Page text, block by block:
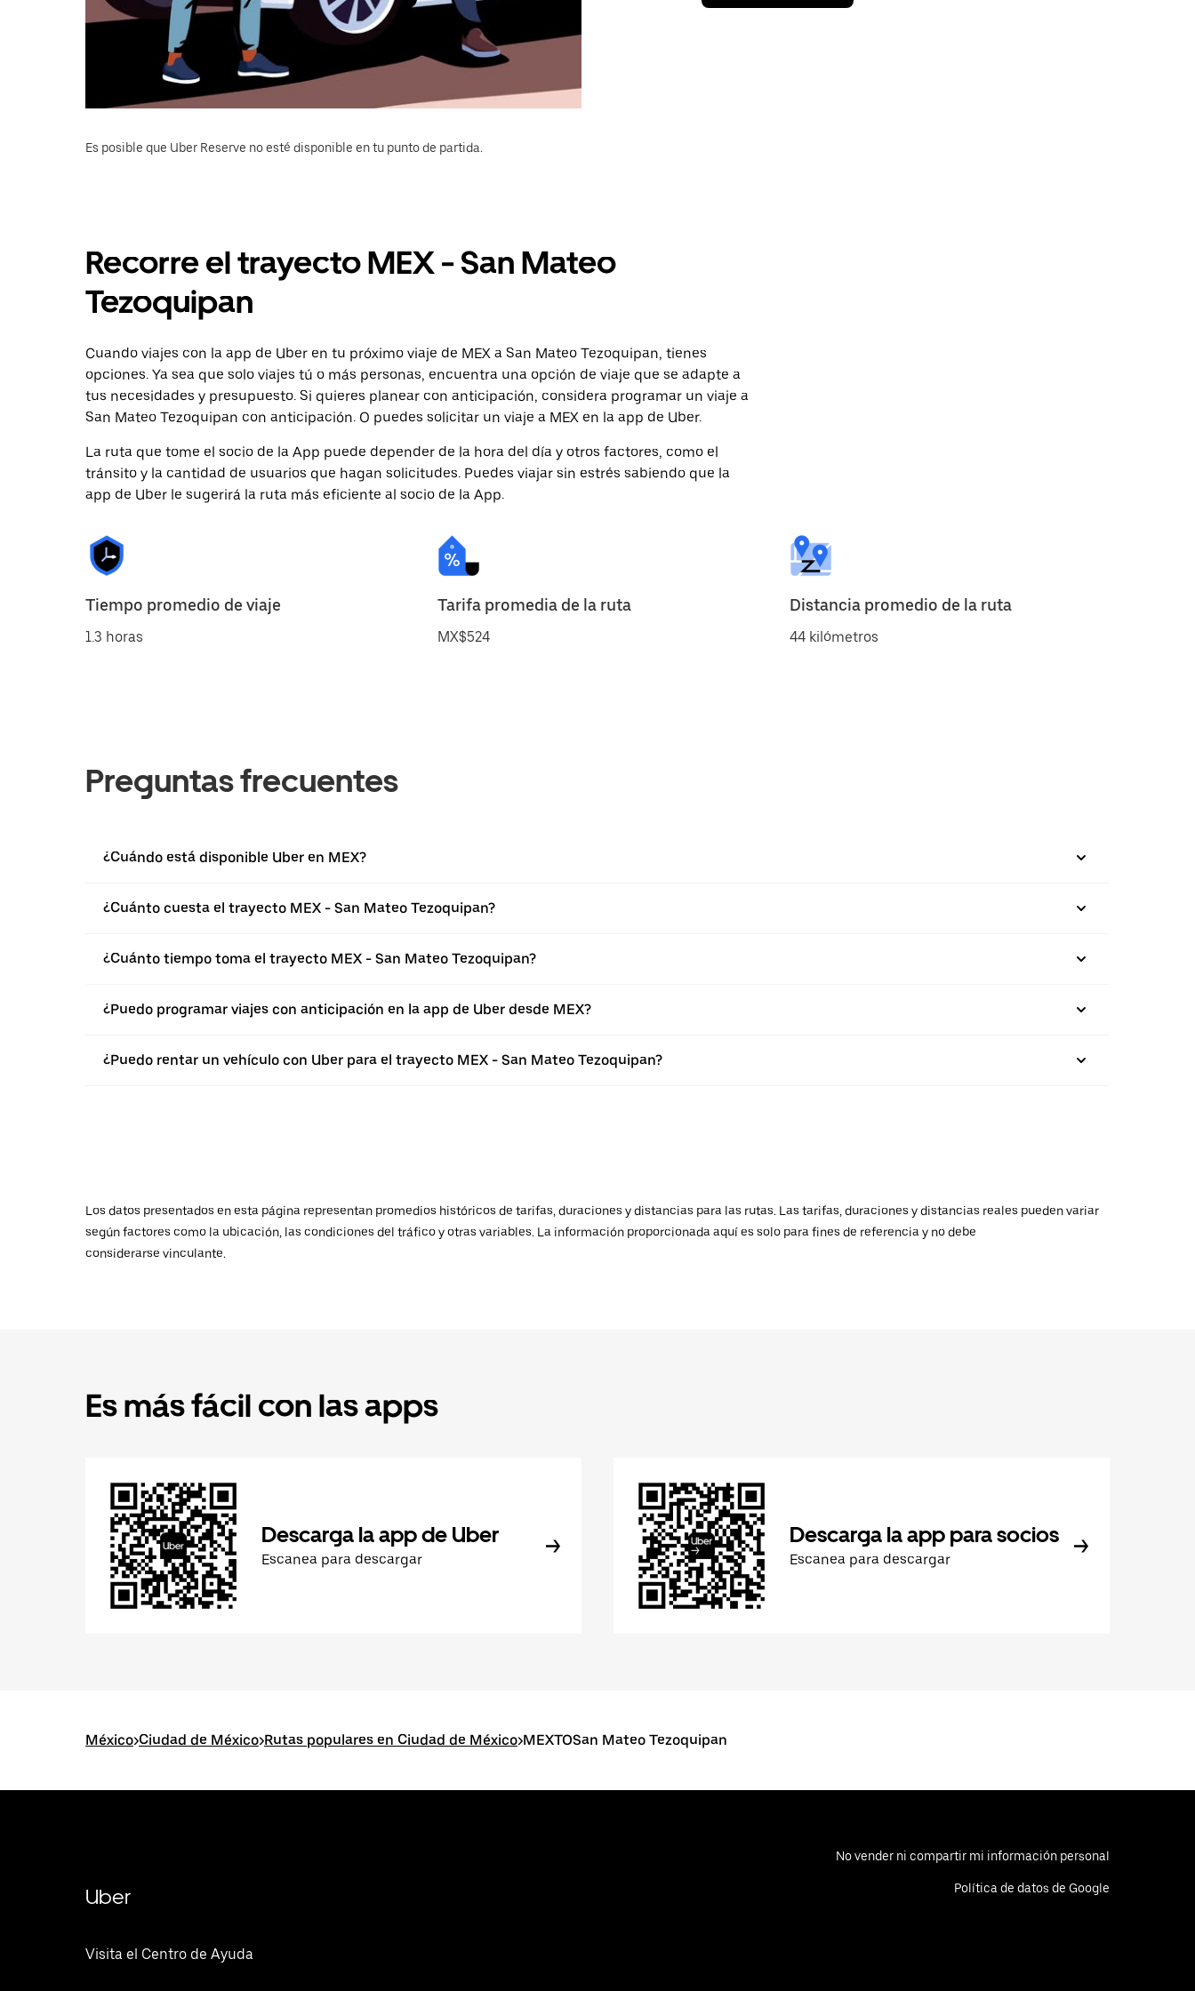
Es posible que Uber Reserve no esté disponible en tu punto de partida.
Recorre el trayecto MEX - San Mateo
Tezoquipan
Cuando viajes con la app de Uber en tu próximo viaje de MEX a San Mateo Tezoquipan, tienes
opciones. Ya sea que solo viajes tú o más personas, encuentra una opción de viaje que se adapte a
tus necesidades y presupuesto. Si quieres planear con anticipación, considera programar un viaje a
San Mateo Tezoquipan con anticipación. O puedes solicitar un viaje a MEX en la app de Uber.
La ruta que tome el socio de la App puede depender de la hora del día y otros factores, como el
tránsito y la cantidad de usuarios que hagan solicitudes. Puedes viajar sin estrés sabiendo que la
app de Uber le sugerirá la ruta más eficiente al socio de la App.
Tiempo promedio de viaje
1.3 horas
Tarifa promedia de la ruta
MX$524
Distancia promedio de la ruta
44 kilómetros
Preguntas frecuentes
¿Cuándo está disponible Uber en MEX?
¿Cuánto cuesta el trayecto MEX - San Mateo Tezoquipan?
¿Cuánto tiempo toma el trayecto MEX - San Mateo Tezoquipan?
¿Puedo programar viajes con anticipación en la app de Uber desde MEX?
¿Puedo rentar un vehículo con Uber para el trayecto MEX - San Mateo Tezoquipan?
Los datos presentados en esta página representan promedios históricos de tarifas, duraciones y distancias para las rutas. Las tarifas, duraciones y distancias reales pueden variar
según factores como la ubicación, las condiciones del tráfico y otras variables. La información proporcionada aquí es solo para fines de referencia y no debe
considerarse vinculante.
Es más fácil con las apps
Descarga la app de Uber
Escanea para descargar
Descarga la app para socios
Escanea para descargar
México>Ciudad de México>Rutas populares en Ciudad de México>MEXTOSan Mateo Tezoquipan
Uber
Visita el Centro de Ayuda
No vender ni compartir mi información personal
Política de datos de Google